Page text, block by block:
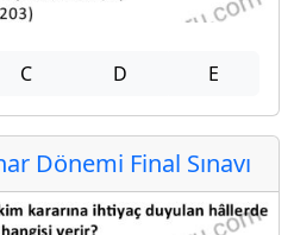
C D E
Dönemi Final Sınavı